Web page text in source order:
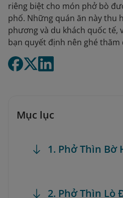
riêng biệt cho món phở bò
phố. Những quán ăn này thu
phương và du khách quốc tế,
bạn quyết định nên ghé thăm
Mục lục
1. Phở Thìn Bờ
2. Phở Thìn Lò